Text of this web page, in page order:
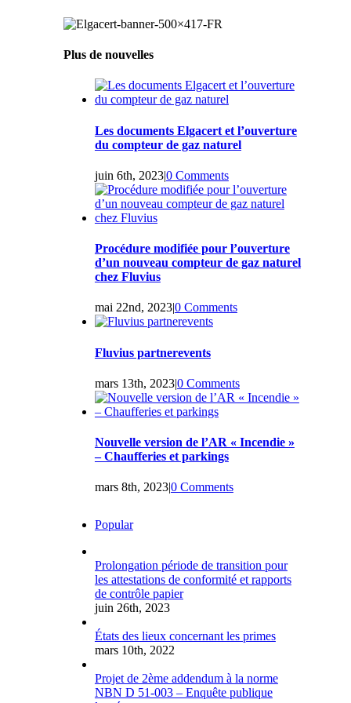
Plus de nouvelles
Les documents Elgacert et l’ouverture
du compteur de gaz naturel
juin 6th, 2023|0 Comments
Procédure modifiée pour l’ouverture
d’un nouveau compteur de gaz naturel
chez Fluvius
mai 22nd, 2023|0 Comments
Fluvius partnerevents
mars 13th, 2023|0 Comments
Nouvelle version de l’AR « Incendie »
– Chaufferies et parkings
mars 8th, 2023|0 Comments
Popular
Prolongation période de transition pour
les attestations de conformité et rapports
de contrôle papier
juin 26th, 2023
États des lieux concernant les primes
mars 10th, 2022
Projet de 2ème addendum à la norme
NBN D 51-003 – Enquête publique